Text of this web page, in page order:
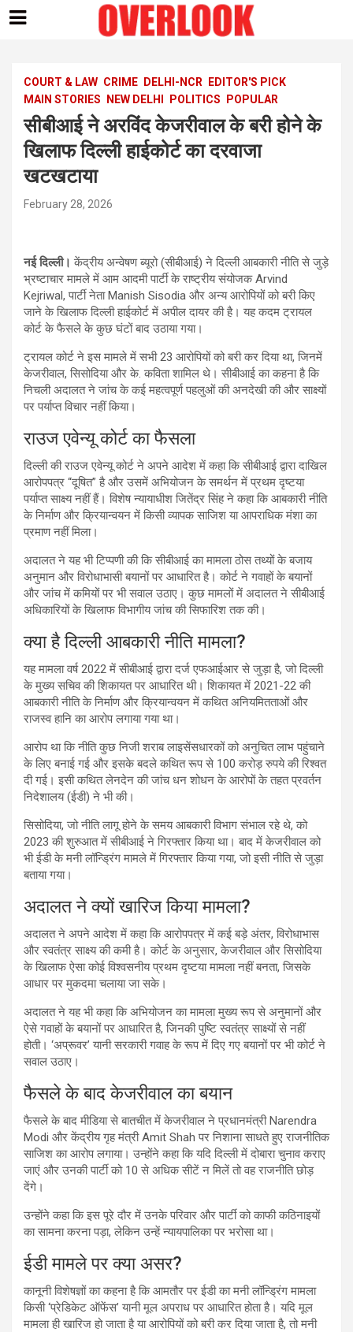
contentCOURT & LAW CRIME DELHI-NCR
EDITOR'S PICK
MAIN STORIES
NEW DELHI POLITICS POPULAR
सीबीआई ने अरविंद केजरीवाल के बरी होने के
खिलाफ दिल्ली हाईकोर्ट का दरवाजा
खटखटाया
February 28, 2026
नई दिल्ली। केंद्रीय अन्वेषण ब्यूरो (सीबीआई) ने दिल्ली आबकारी नीति से जुड़े
भ्रष्टाचार मामले में आम आदमी पार्टी के राष्ट्रीय संयोजक Arvind
Kejriwal, पार्टी नेता Manish Sisodia और अन्य आरोपियों को बरी किए
जाने के खिलाफ दिल्ली हाईकोर्ट में अपील दायर की है। यह कदम ट्रायल
कोर्ट के फैसले के कुछ घंटों बाद उठाया गया।
ट्रायल कोर्ट ने इस मामले में सभी 23 आरोपियों को बरी कर दिया था, जिनमें
केजरीवाल, सिसोदिया और के. कविता शामिल थे। सीबीआई का कहना है कि
निचली अदालत ने जांच के कई महत्वपूर्ण पहलुओं की अनदेखी की और साक्ष्यों
पर पर्याप्त विचार नहीं किया।
राउज एवेन्यू कोर्ट का फैसला
दिल्ली की राउज एवेन्यू कोर्ट ने अपने आदेश में कहा कि सीबीआई द्वारा दाखिल
आरोपपत्र “दूषित” है और उसमें अभियोजन के समर्थन में प्रथम दृष्टया
पर्याप्त साक्ष्य नहीं हैं। विशेष न्यायाधीश जितेंद्र सिंह ने कहा कि आबकारी नीति
के निर्माण और क्रियान्वयन में किसी व्यापक साजिश या आपराधिक मंशा का
प्रमाण नहीं मिला।
अदालत ने यह भी टिप्पणी की कि सीबीआई का मामला ठोस तथ्यों के बजाय
अनुमान और विरोधाभासी बयानों पर आधारित है। कोर्ट ने गवाहों के बयानों
और जांच में कमियों पर भी सवाल उठाए। कुछ मामलों में अदालत ने सीबीआई
अधिकारियों के खिलाफ विभागीय जांच की सिफारिश तक की।
क्या है दिल्ली आबकारी नीति मामला?
यह मामला वर्ष 2022 में सीबीआई द्वारा दर्ज एफआईआर से जुड़ा है, जो दिल्ली
के मुख्य सचिव की शिकायत पर आधारित थी। शिकायत में 2021-22 की
आबकारी नीति के निर्माण और क्रियान्वयन में कथित अनियमितताओं और
राजस्व हानि का आरोप लगाया गया था।
आरोप था कि नीति कुछ निजी शराब लाइसेंसधारकों को अनुचित लाभ पहुंचाने
के लिए बनाई गई और इसके बदले कथित रूप से 100 करोड़ रुपये की रिश्वत
दी गई। इसी कथित लेनदेन की जांच धन शोधन के आरोपों के तहत प्रवर्तन
निदेशालय (ईडी) ने भी की।
सिसोदिया, जो नीति लागू होने के समय आबकारी विभाग संभाल रहे थे, को
2023 की शुरुआत में सीबीआई ने गिरफ्तार किया था। बाद में केजरीवाल को
भी ईडी के मनी लॉन्ड्रिंग मामले में गिरफ्तार किया गया, जो इसी नीति से जुड़ा
बताया गया।
अदालत ने क्यों खारिज किया मामला?
अदालत ने अपने आदेश में कहा कि आरोपपत्र में कई बड़े अंतर, विरोधाभास
और स्वतंत्र साक्ष्य की कमी है। कोर्ट के अनुसार, केजरीवाल और सिसोदिया
के खिलाफ ऐसा कोई विश्वसनीय प्रथम दृष्टया मामला नहीं बनता, जिसके
आधार पर मुकदमा चलाया जा सके।
अदालत ने यह भी कहा कि अभियोजन का मामला मुख्य रूप से अनुमानों और
ऐसे गवाहों के बयानों पर आधारित है, जिनकी पुष्टि स्वतंत्र साक्ष्यों से नहीं
होती। ‘अप्रूवर’ यानी सरकारी गवाह के रूप में दिए गए बयानों पर भी कोर्ट ने
सवाल उठाए।
फैसले के बाद केजरीवाल का बयान
फैसले के बाद मीडिया से बातचीत में केजरीवाल ने प्रधानमंत्री Narendra
Modi और केंद्रीय गृह मंत्री Amit Shah पर निशाना साधते हुए राजनीतिक
साजिश का आरोप लगाया। उन्होंने कहा कि यदि दिल्ली में दोबारा चुनाव कराए
जाएं और उनकी पार्टी को 10 से अधिक सीटें न मिलें तो वह राजनीति छोड़
देंगे।
उन्होंने कहा कि इस पूरे दौर में उनके परिवार और पार्टी को काफी कठिनाइयों
का सामना करना पड़ा, लेकिन उन्हें न्यायपालिका पर भरोसा था।
ईडी मामले पर क्या असर?
कानूनी विशेषज्ञों का कहना है कि आमतौर पर ईडी का मनी लॉन्ड्रिंग मामला
किसी ‘प्रेडिकेट ऑफेंस’ यानी मूल अपराध पर आधारित होता है। यदि मूल
मामला ही खारिज हो जाता है या आरोपियों को बरी कर दिया जाता है, तो मनी